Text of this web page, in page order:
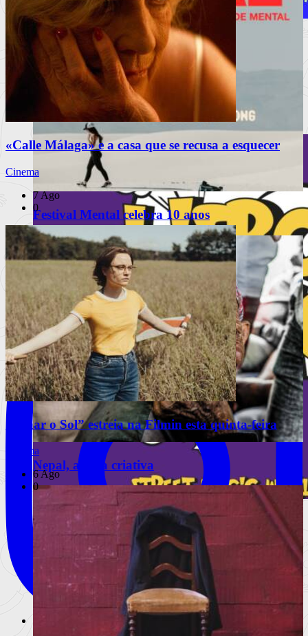
Festival Mental celebra 10 anos
Nepal, a vida criativa
MEO Commedia A La Carte Fest
reforça cartaz com novos espetáculos
Porchat, Mourão, Vicente e Miranda, The Umbilical Brothers,
Matilde Brey
Lisboa volta a ser palco da magia com
175 espetáculos gratuitos
O Festival Internacional de Magia de Rua regressa de 18 a 23
de agosto c
Ler mais
«Calle Málaga» e a casa que se recusa a esquecer
Cinema
7 Ago
0
“Olhar o Sol” estreia na Filmin esta quinta-feira
Cinema
6 Ago
0
INSTAGRAM